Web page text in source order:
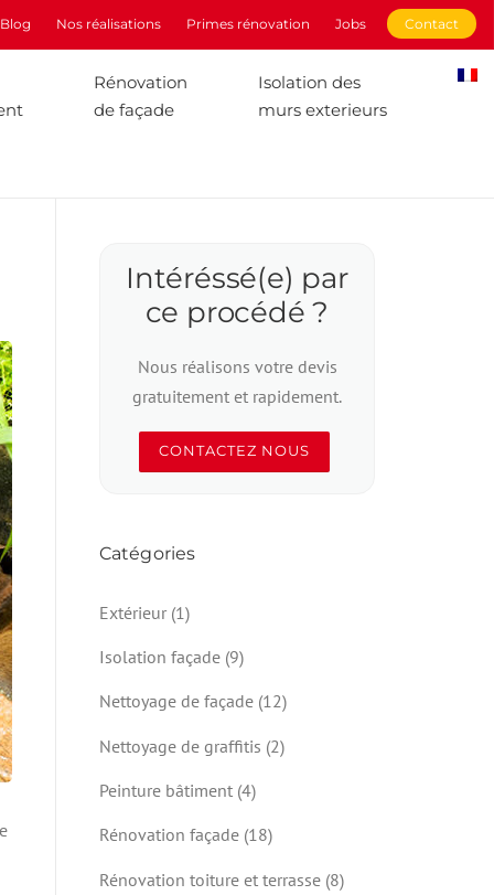
Blog Nos réalisations Primes rénovation Jobs Contact
Rénovation
de façade
Isolation des
murs exterieurs
Intéréssé(e) par
ce procédé ?
Nous réalisons votre devis
gratuitement et rapidement.
CONTACTEZ NOUS
Catégories
Extérieur (1)
Isolation façade (9)
Nettoyage de façade (12)
Nettoyage de graffitis (2)
Peinture bâtiment (4)
Rénovation façade (18)
Rénovation toiture et terrasse (8)